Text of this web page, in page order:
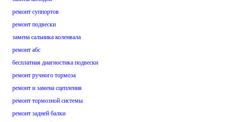
ремонт суппортов
ремонт подвески
замена сальника коленвала
ремонт абс
бесплатная диагностика подвески
ремонт ручного тормоза
ремонт и замена сцепления
ремонт тормозной системы
ремонт задней балки